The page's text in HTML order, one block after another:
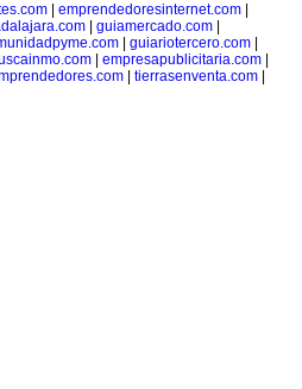
| emprendedoresinternet.com|
guiamercado.com
| guiariotercero.com|
| empresapublicitaria.com|
| tierrasenventa.com|